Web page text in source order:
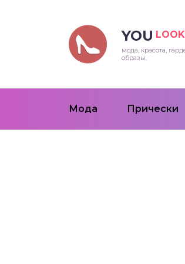
YOU
мода, красота,
образы.
Мода Прически